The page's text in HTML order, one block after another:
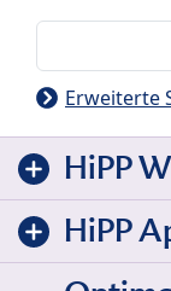
Erweiterte
HiPP
HiPP